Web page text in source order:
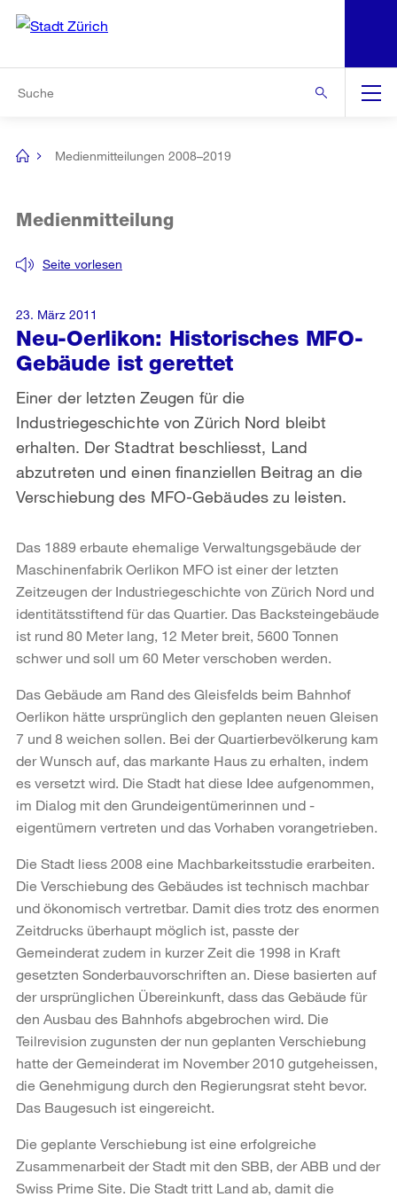
Navigation
[no
Medienmitteilungen 2008–2019
Neu-Oerlikon: Historisches MFO-
Gebäude ist gerettet
Seite vorlesen
Medienmitteilung
Einer der letzten Zeugen für die
Industriegeschichte von Zürich Nord bleibt
erhalten. Der Stadtrat beschliesst, Land
abzutreten und einen finanziellen Beitrag an die
Verschiebung des MFO-Gebäudes zu leisten.
23. März 2011
Das 1889 erbaute ehemalige Verwaltungsgebäude der
Maschinenfabrik Oerlikon MFO ist einer der letzten
Zeitzeugen der Industriegeschichte von Zürich Nord und
identitätsstiftend für das Quartier. Das Backsteingebäude
ist rund 80 Meter lang, 12 Meter breit, 5600 Tonnen
schwer und soll um 60 Meter verschoben werden.
Das Gebäude am Rand des Gleisfelds beim Bahnhof
Oerlikon hätte ursprünglich den geplanten neuen Gleisen
7 und 8 weichen sollen. Bei der Quartierbevölkerung kam
der Wunsch auf, das markante Haus zu erhalten, indem
es versetzt wird. Die Stadt hat diese Idee aufgenommen,
im Dialog mit den Grundeigentümerinnen und -
eigentümern vertreten und das Vorhaben vorangetrieben.
Die Stadt liess 2008 eine Machbarkeitsstudie erarbeiten.
Die Verschiebung des Gebäudes ist technisch machbar
und ökonomisch vertretbar. Damit dies trotz des enormen
Zeitdrucks überhaupt möglich ist, passte der
Gemeinderat zudem in kurzer Zeit die 1998 in Kraft
gesetzten Sonderbauvorschriften an. Diese basierten auf
der ursprünglichen Übereinkunft, dass das Gebäude für
den Ausbau des Bahnhofs abgebrochen wird. Die
Teilrevision zugunsten der nun geplanten Verschiebung
hatte der Gemeinderat im November 2010 gutgeheissen,
die Genehmigung durch den Regierungsrat steht bevor.
Das Baugesuch ist eingereicht.
Die geplante Verschiebung ist eine erfolgreiche
Zusammenarbeit der Stadt mit den SBB, der ABB und der
Swiss Prime Site. Die Stadt tritt Land ab, damit die